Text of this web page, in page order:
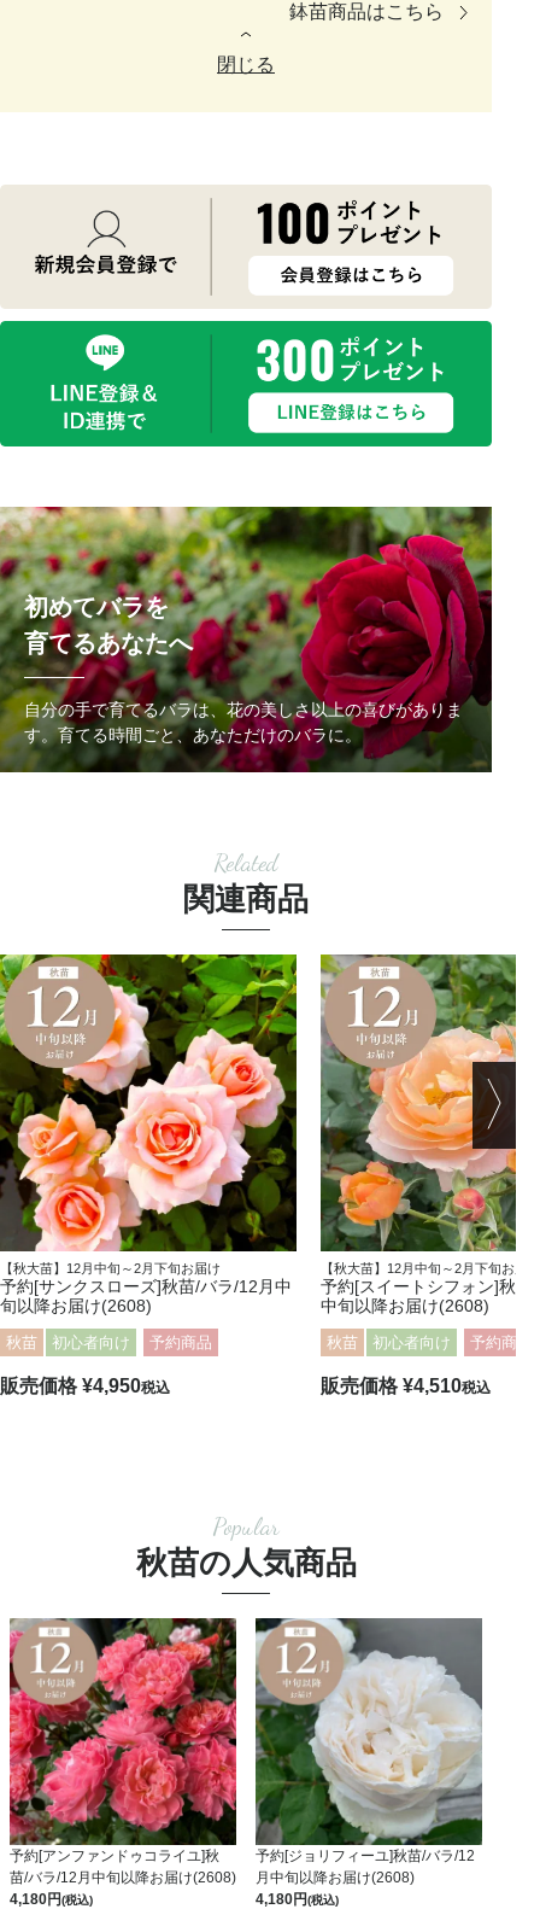
鉢苗商品はこちら
初めてバラを
育てるあなたへ
自分の手で育てるバラは、花の美しさ以上の喜びがありま
す。育てる時間ごと、あなただけのバラに。
Related
関連商品
【秋大苗】12月中旬～2月下旬お届け
予約[サンクスローズ]秋苗/バラ/12月中
旬以降お届け(2608)
秋苗 初心者向け 予約商品
販売価格 ¥4,950税込
【秋大苗】12月中旬～2月下旬お届
予約[スイートシフォン]秋苗
中旬以降お届け(2608)
秋苗 初心者向け 予約商品
販売価格 ¥4,510税込
Popular
秋苗の人気商品
予約[アンファンドゥコライユ]秋
苗/バラ/12月中旬以降お届け(2608)
4,180
(税込)
予約[ジョリフィーユ]秋苗/バラ/12
月中旬以降お届け(2608)
4,180
(税込)